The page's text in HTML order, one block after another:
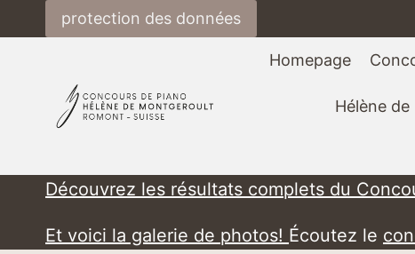
Inhalt
protection des données
Homepage
Hélène
Découvrez les résultats complets du
Et voici la galerie de photos! Écoutez le